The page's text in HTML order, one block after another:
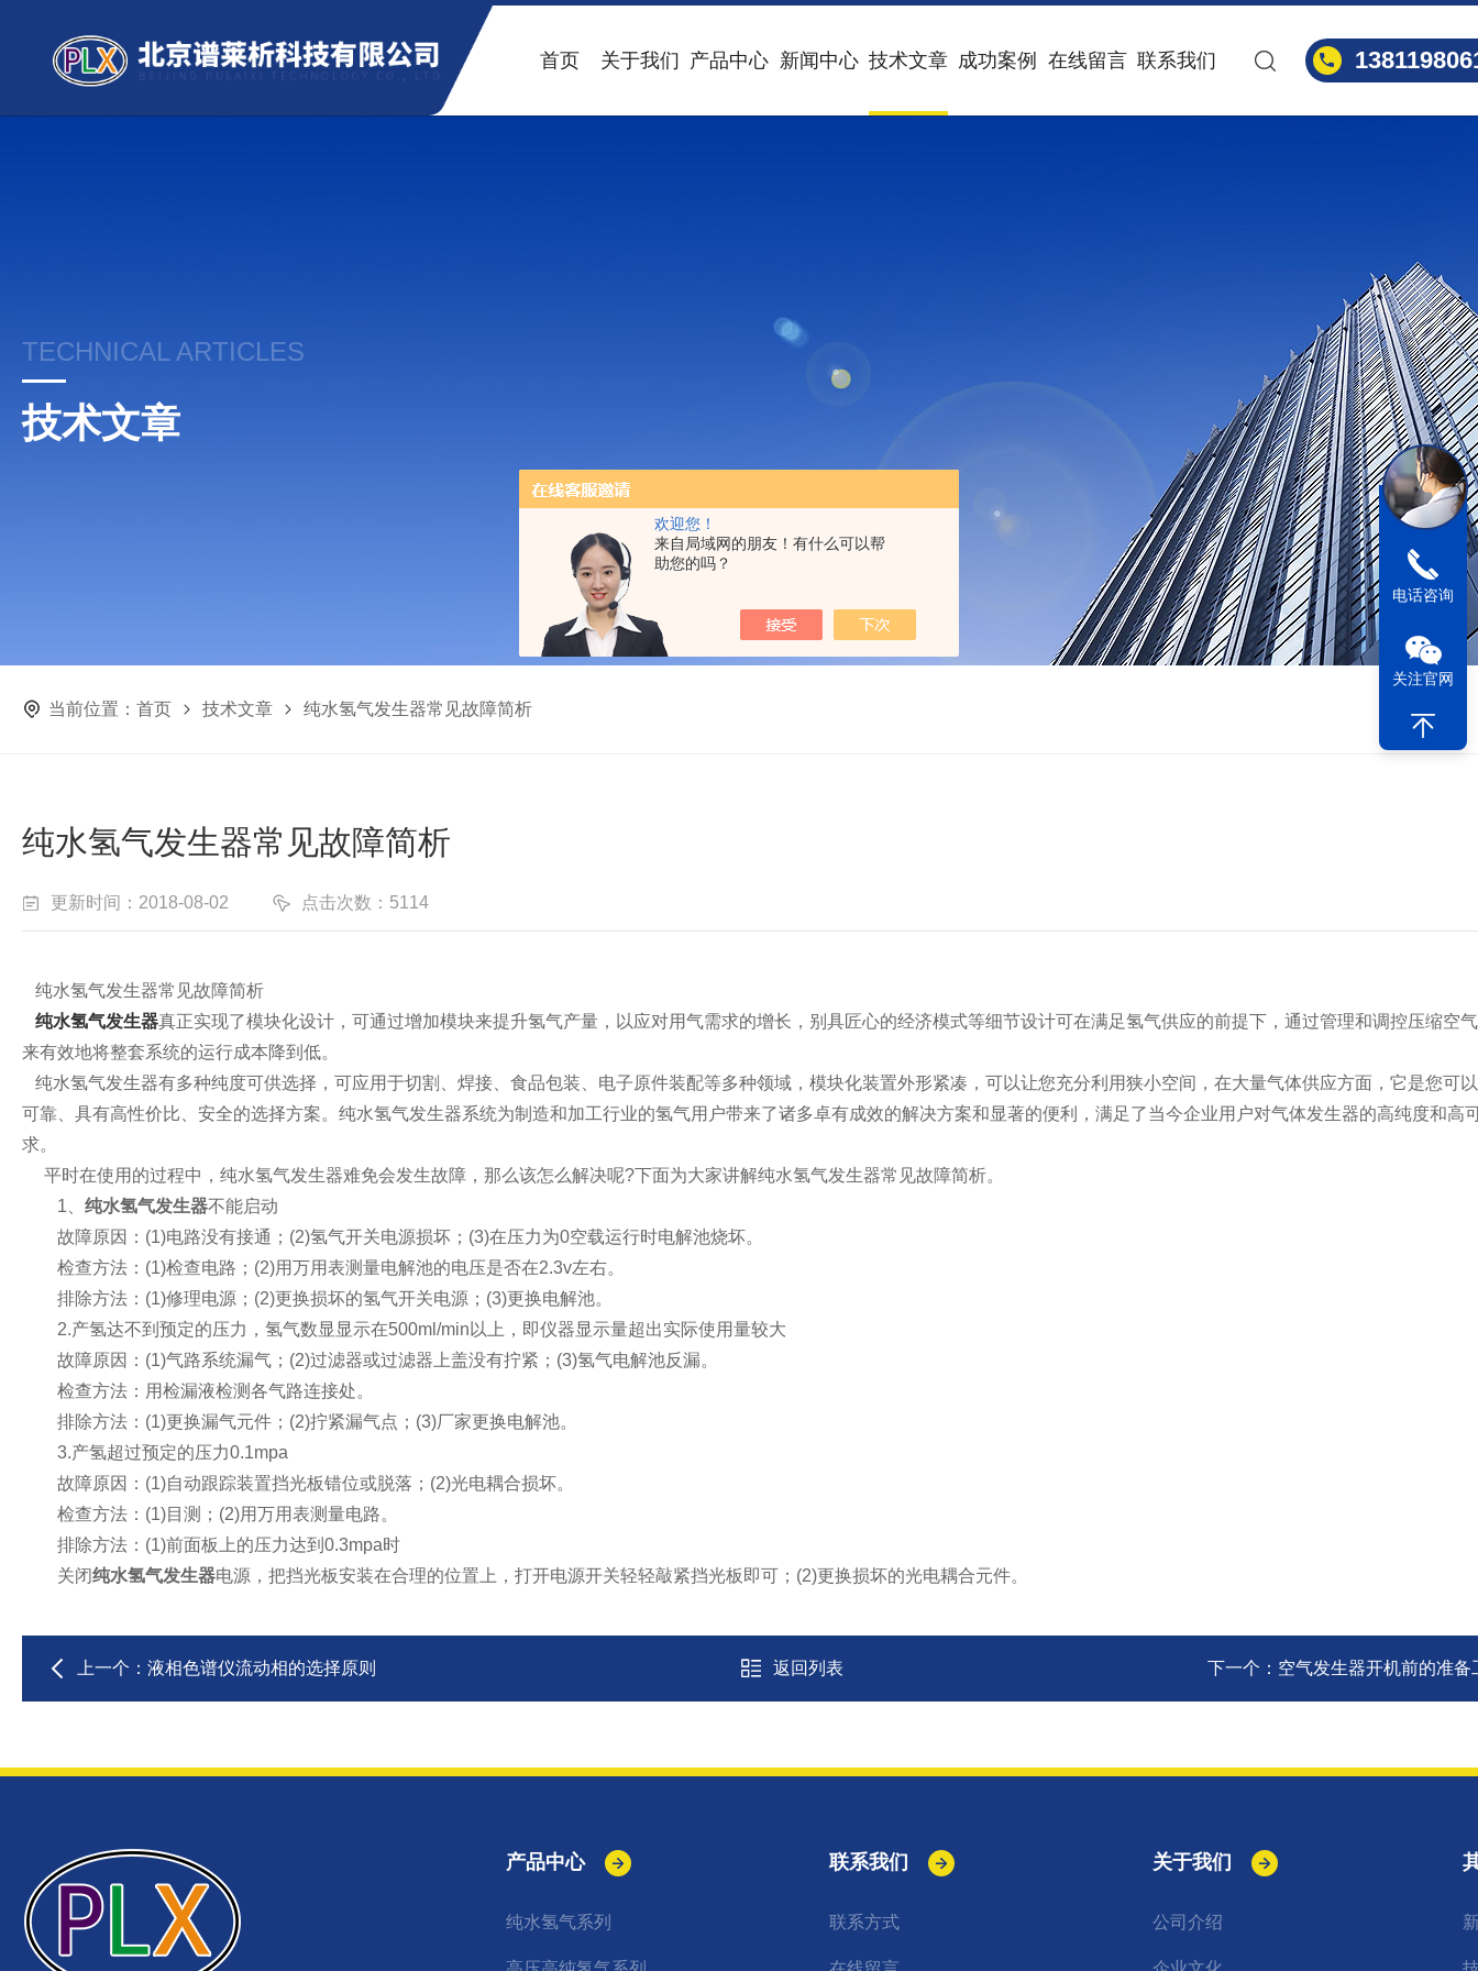
欢迎您！
来自局域网的朋友！有什么可以帮
助您的吗？
首页 关于我们 产品中心 新闻中心 技术文章 成功案例 在线留言 联系我们
TECHNICAL ARTICLES
技术文章
当前位置： 首页 技术文章 纯水氢气发生器常见故障简析
纯水氢气发生器常见故障简析
更新时间：2018-08-02 点击次数：5114
纯水氢气发生器常见故障简析
纯水氢气发生器真正实现了模块化设计，可通过增加模块来提升氢气产量，以应对用气需求的增长，别具匠心的经济模式等细节设计可在满足氢气供应的前提下，通过管理和调控压缩空
来有效地将整套系统的运行成本降到低。
纯水氢气发生器有多种纯度可供选择，可应用于切割、焊接、食品包装、电子原件装配等多种领域，模块化装置外形紧凑，可以让您充分利用狭小空间，在大量气体供应方面，它是您可
可靠、具有高性价比、安全的选择方案。纯水氢气发生器系统为制造和加工行业的氢气用户带来了诸多卓有成效的解决方案和显著的便利，满足了当今企业用户对气体发生器的高纯度和高
求。
平时在使用的过程中，纯水氢气发生器难免会发生故障，那么该怎么解决呢?下面为大家讲解纯水氢气发生器常见故障简析。
1、 纯水氢气发生器不能启动
故障原因：(1)电路没有接通；(2)氢气开关电源损坏；(3)在压力为0空载运行时电解池烧坏。
检查方法：(1)检查电路；(2)用万用表测量电解池的电压是否在2.3v左右。
排除方法：(1)修理电源；(2)更换损坏的氢气开关电源；(3)更换电解池。
2.产氢达不到预定的压力，氢气数显显示在500ml/min以上，即仪器显示量超出实际使用量较大
故障原因：(1)气路系统漏气；(2)过滤器或过滤器上盖没有拧紧；(3)氢气电解池反漏。
检查方法：用检漏液检测各气路连接处。
排除方法：(1)更换漏气元件；(2)拧紧漏气点；(3)厂家更换电解池。
3.产氢超过预定的压力0.1mpa
故障原因：(1)自动跟踪装置挡光板错位或脱落；(2)光电耦合损坏。
检查方法：(1)目测；(2)用万用表测量电路。
排除方法：(1)前面板上的压力达到0.3mpa时
关闭纯水氢气发生器电源，把挡光板安装在合理的位置上，打开电源开关轻轻敲紧挡光板即可；(2)更换损坏的光电耦合元件。
上一个： 液相色谱仪流动相的选择原则 返回列表 下一个： 空气发生器开机前的准备
产品中心
纯水氢气系列
联系我们
联系方式
关于我们
公司介绍
电话咨询
关注官网